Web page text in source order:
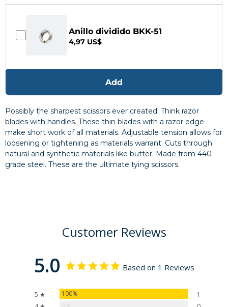
Anillo dividido BKK-51
4,97 US$
Add
Possibly the sharpest scissors ever created. Think razor
blades with handles. These thin blades with a razor edge
make short work of all materials. Adjustable tension allows for
loosening or tightening as materials warrant. Cuts through
natural and synthetic materials like butter. Made from 440
grade steel. These are the ultimate tying scissors.
Customer Reviews
5.0 Based on 1 Reviews
5 ★ 100%
1